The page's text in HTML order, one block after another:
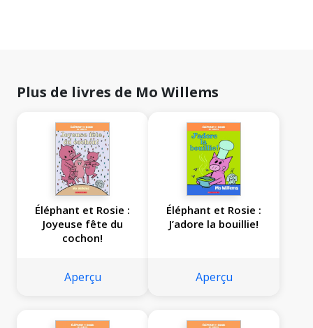
Plus de livres de Mo Willems
Éléphant et Rosie :
Joyeuse fête du
cochon!
Aperçu
Éléphant et Rosie :
J’adore la bouillie!
Aperçu